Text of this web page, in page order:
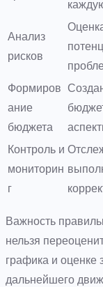
Анализ
рисков
Формиров
ание
бюджета
Контроль и
мониторин
г
Важность
нельзя
графика и оценке
дальнейшего